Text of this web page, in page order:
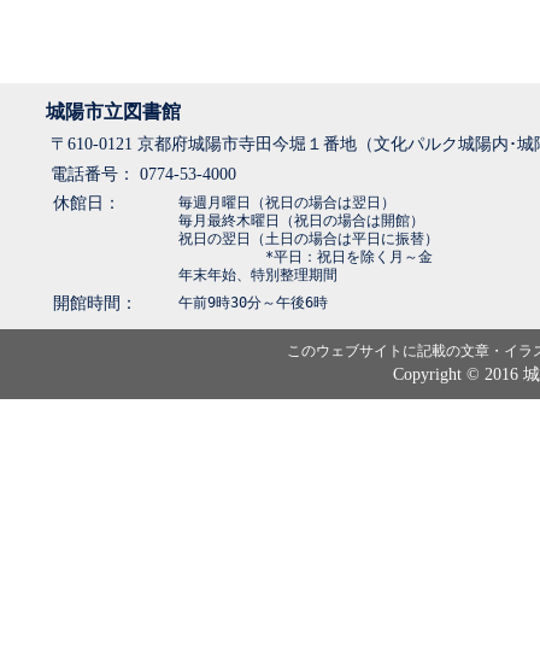
城陽市立図書館
〒610-0121 京都府城陽市寺田今堀１番地（文化パルク城陽内･
電話番号： 0774-53-4000
休館日：
毎週月曜日（祝日の場合は翌日）
毎月最終木曜日（祝日の場合は開館）
祝日の翌日（土日の場合は平日に振替）
*平日：祝日を除く月～金
年末年始、特別整理期間
開館時間： 午前9時30分～午後6時
このウェブサイトに記載の文章・イ
Copyright © 2016